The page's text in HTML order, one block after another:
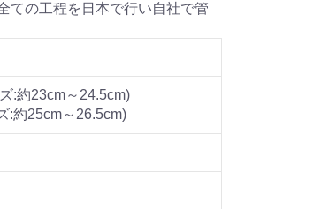
ての工程を日本で行い自社で管
:約23cm～24.5cm)
:約25cm～26.5cm)